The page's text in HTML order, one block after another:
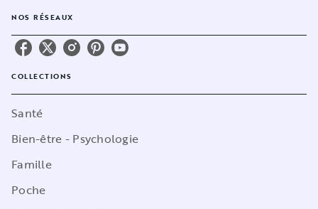
NOS RÉSEAUX
COLLECTIONS
Santé
Bien-être - Psychologie
Famille
Poche